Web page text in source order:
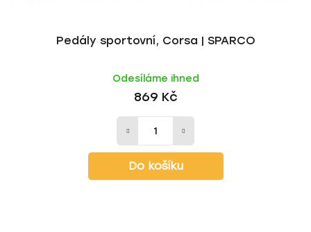
Pedály sportovní, Corsa | SPARCO
Odesíláme ihned
869 Kč
Do košíku